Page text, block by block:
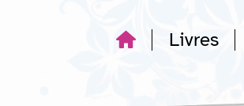
Livres